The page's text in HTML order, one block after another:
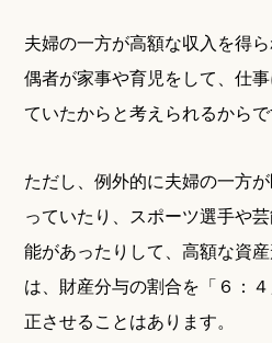
夫婦の一方が高額な収入を得
偶者が家事や育児をして、仕
ていたからと考えられるからで
ただし、例外的に夫婦の一方
っていたり、スポーツ選手や
能があったりして、高額な資
は、財産分与の割合を「６：
正させることはあります。